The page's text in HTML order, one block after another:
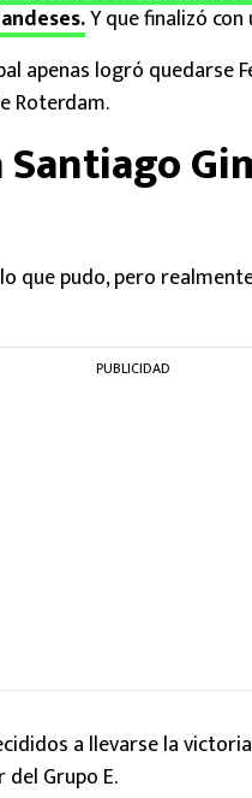
Y que finalizó
apenas logró quedarse
Roterdam.
que pudo, pero
PUBLICIDAD
a llevarse la
Grupo E.